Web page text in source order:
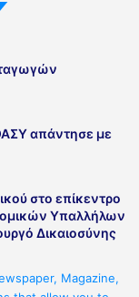
απάντησε με
στο επίκεντρο
Υπαλλήλων
Δικαιοσύνης
Magazine,